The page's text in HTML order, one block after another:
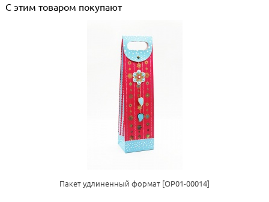
С этим товаром покупают
Пакет удлиненный формат [ОР01-00014]